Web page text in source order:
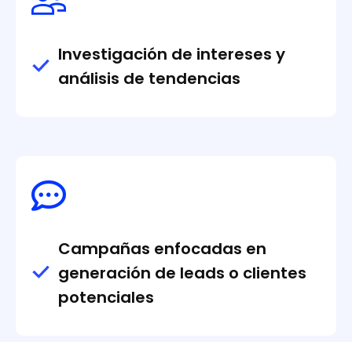
Investigación de intereses y
análisis de tendencias
Campañas enfocadas en
generación de leads o clientes
potenciales